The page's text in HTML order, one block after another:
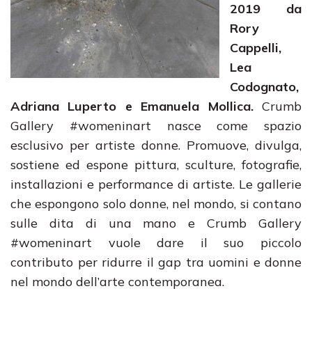
2019 da
Rory
Cappelli,
Lea
Codognato,
Adriana Luperto e Emanuela Mollica.Crumb
Gallery #womeninart nasce come spazio
esclusivo per artiste donne. Promuove, divulga,
sostiene ed espone pittura, sculture, fotografie,
installazioni e performance di artiste. Le gallerie
che espongono solo donne, nel mondo, si contano
sulle dita di una mano e Crumb Gallery
#womeninart vuole dare il suo piccolo
contributo per ridurre il gap tra uomini e donne
nel mondo dell’arte contemporanea.